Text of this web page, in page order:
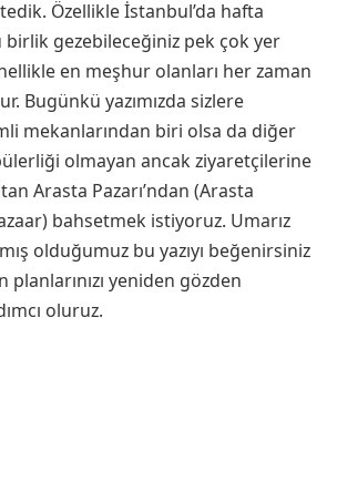
Özellikle İstanbul’da hafta
birlik gezebileceğiniz pek çok yer
en meşhur olanları her zaman
Bugünkü yazımızda sizlere
mekanlarından biri olsa da diğer
olmayan ancak ziyaretçilerine
Arasta Pazarı’ndan (Arasta
bahsetmek istiyoruz. Umarız
olduğumuz bu yazıyı beğenirsiniz
yeniden gözden
oluruz.